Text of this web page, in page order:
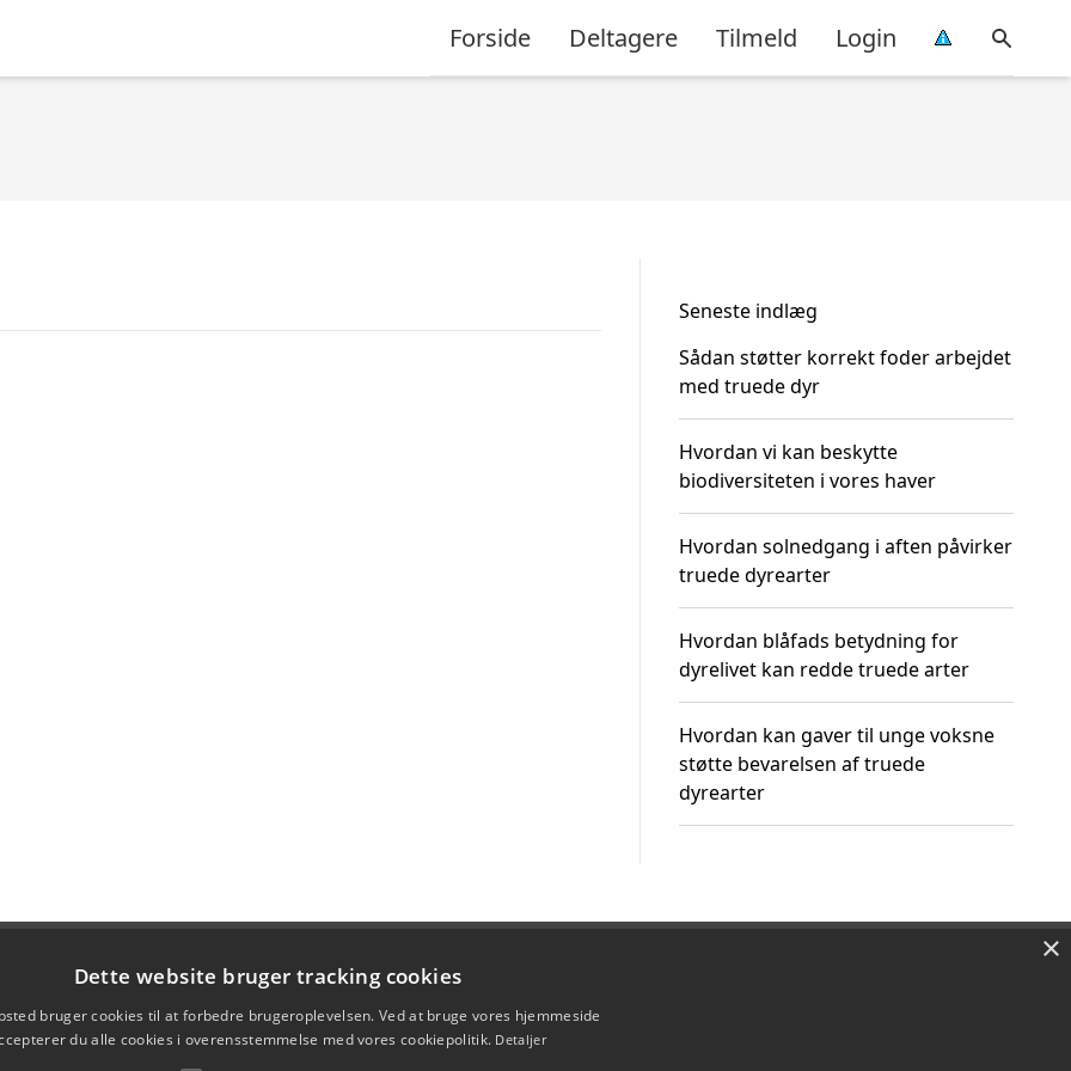
Forside Deltagere Tilmeld Login
Seneste indlæg
Sådan støtter korrekt foder arbejdet
med truede dyr
Hvordan vi kan beskytte
biodiversiteten i vores haver
Hvordan solnedgang i aften påvirker
truede dyrearter
Hvordan blåfads betydning for
dyrelivet kan redde truede arter
Hvordan kan gaver til unge voksne
støtte bevarelsen af truede
dyrearter
×
Dette website bruger tracking cookies
bruger cookies til at forbedre brugeroplevelsen. Ved at bruge vores hjemmeside
du alle cookies i overensstemmelse med vores cookiepolitik. Detaljer